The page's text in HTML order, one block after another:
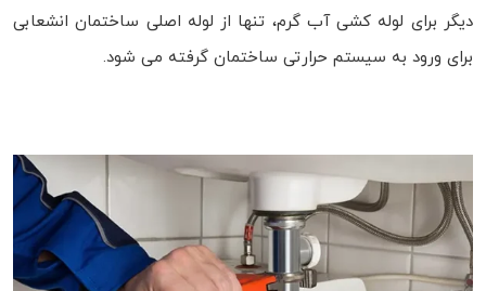
دیگر برای لوله کشی آب گرم، تنها از لوله اصلی ساختمان انشعابی
برای ورود به سیستم حرارتی ساختمان گرفته می شود.